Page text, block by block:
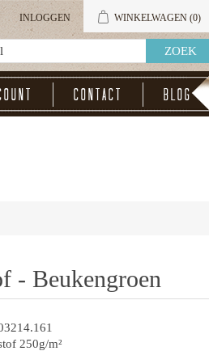
INLOGGEN WINKELWAGEN (0)
Contact Blog
- Beukengroen
250g/m²